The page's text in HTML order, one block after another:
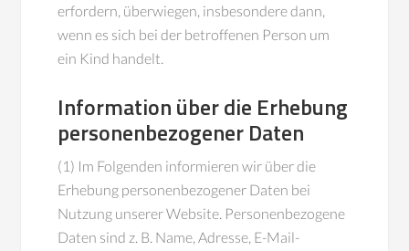
erfordern, überwiegen, insbesondere dann,
wenn es sich bei der betroffenen Person um
ein Kind handelt.
Information über die Erhebung
personenbezogener Daten
(1) Im Folgenden informieren wir über die
Erhebung personenbezogener Daten bei
Nutzung unserer Website. Personenbezogene
Daten sind z. B. Name, Adresse, E-Mail-